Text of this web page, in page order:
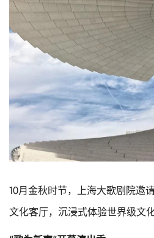
10月金秋时节，上海大歌剧院邀
文化客厅，沉浸式体验世界级文